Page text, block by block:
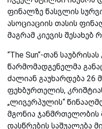
ფინალზე წასვლის
ასოციაციის თასის
მაგრამ კიევის შესახებ
“The Sun“-თან
წარმომადგენელმა
ძალიან გაუხარდება 26
ფეხბურთელის,
„ლივერპულის“
მგონია ჯანმრთელობის
დასწრების საშუალება